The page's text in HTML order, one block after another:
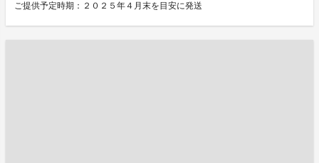
ご提供予定時期：２０２５年４月末を目安に発送